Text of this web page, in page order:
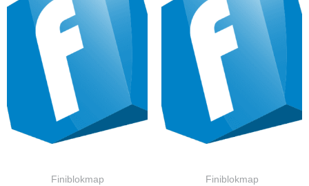
Finiblokmap Finiblokmap